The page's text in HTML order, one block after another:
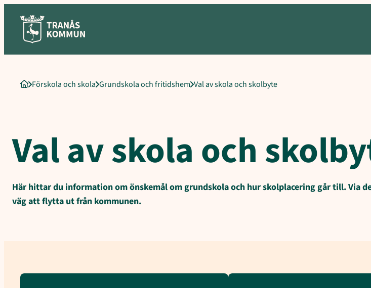
innehåll
Startsida
Förskola och skola Grundskola och fritidshem Val av skola och skolbyte
Val av skola och
Här hittar du information om önskemål om grundskola och hur skolplacering går till. Via
väg att flytta ut från kommunen.